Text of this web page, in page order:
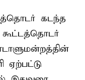
கடந்த
கூட்டத்தொடர்
ஏற்பட்டு